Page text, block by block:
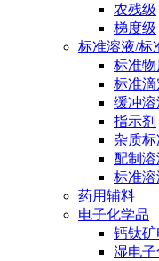
农残级
梯度级
标准溶液/标
标准物
标准
缓冲溶
指示剂
杂质
配制溶
标准溶
药用辅料
电子化学品
钙钛
湿电